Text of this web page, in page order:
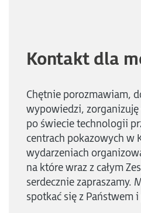
Kontakt dla
Chętnie porozmawiam,
wypowiedzi,
po świecie technologii
centrach pokazowych w
wydarzeniach
na które wraz z całym
serdecznie zapraszamy.
spotkać się z Państwem